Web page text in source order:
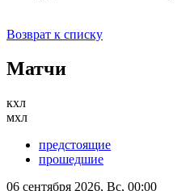
Возврат к списку
Матчи
кхл
мхл
предстоящие
прошедшие
06 сентября 2026, Вс, 00:00